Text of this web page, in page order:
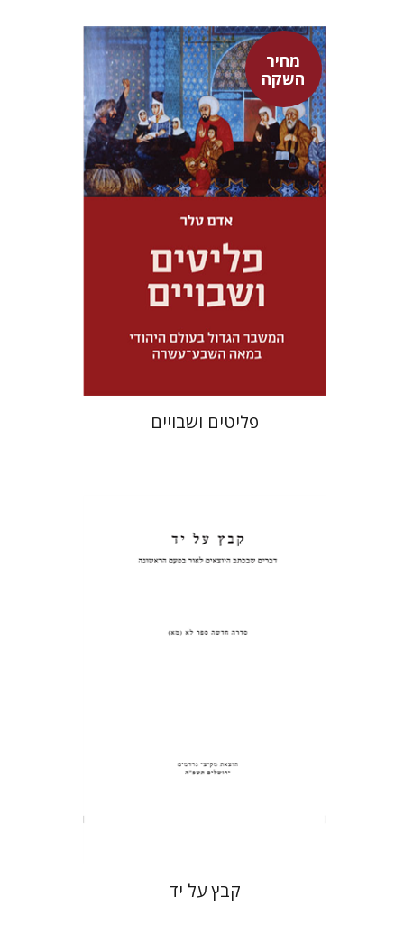
מחיר
השקה
אדם טלר
דורון מגן
מחיר השקה
$46
$32
פליטים ושבויים
פנחס רוט
הנחת אתר ספר מודפס
קבץ על יד